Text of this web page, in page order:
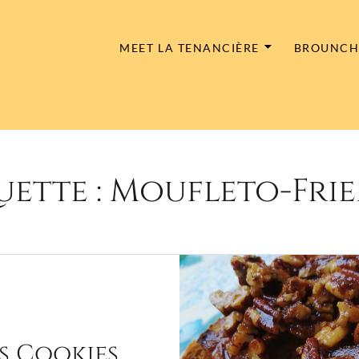
MEET LA TENANCIÈRE BROUNCH
: Moufleto-